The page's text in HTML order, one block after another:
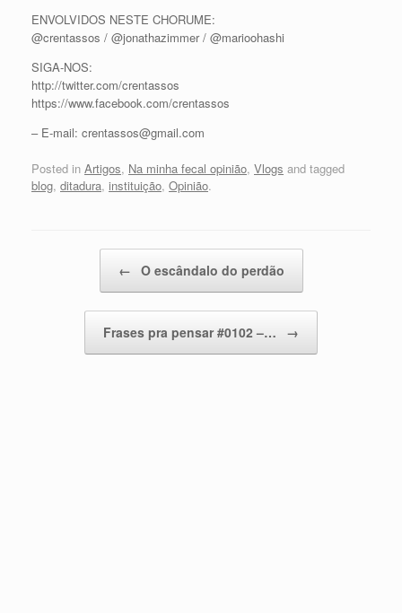
ENVOLVIDOS NESTE CHORUME:
@crentassos / @jonathazimmer / @marioohashi
SIGA-NOS:
http://twitter.com/crentassos
https://www.facebook.com/crentassos
– E-mail: crentassos@gmail.com
Posted in Artigos, Na minha fecal opinião, Vlogs and tagged
blog, ditadura, instituição, Opinião.
← O escândalo do perdão
Frases pra pensar #0102 –… →